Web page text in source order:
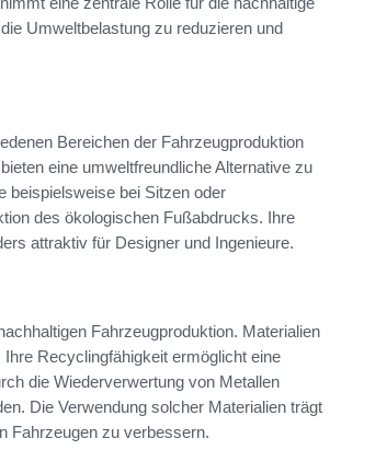
Umweltbelastung zu reduzieren und
Bereichen der Fahrzeugproduktion
eine umweltfreundliche Alternative zu
beispielsweise bei Sitzen oder
des ökologischen Fußabdrucks. Ihre
attraktiv für Designer und Ingenieure.
Fahrzeugproduktion. Materialien
Recyclingfähigkeit ermöglicht eine
die Wiederverwertung von Metallen
Die Verwendung solcher Materialien trägt
Fahrzeugen zu verbessern.